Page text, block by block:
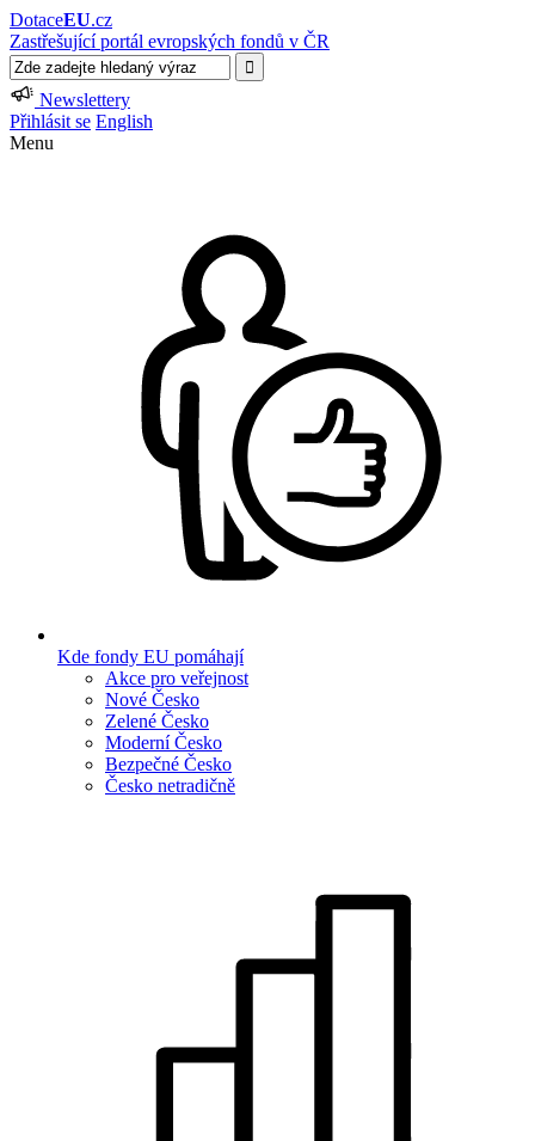
DotaceEU.cz
Zastřešující portál evropských fondů v ČR
Newslettery
Přihlásit se English
Menu
Kde fondy EU pomáhají
Akce pro veřejnost
Nové Česko
Zelené Česko
Moderní Česko
Bezpečné Česko
Česko netradičně